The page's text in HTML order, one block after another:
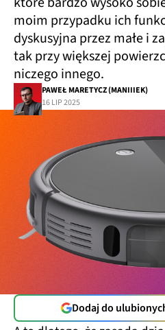
moim przypadku ich
dyskusyjna przez małe i
tak przy większej
niczego innego.
PAWEŁ MARETYCZ (MANIIIEK)
16 LIP 2025
Dodaj do